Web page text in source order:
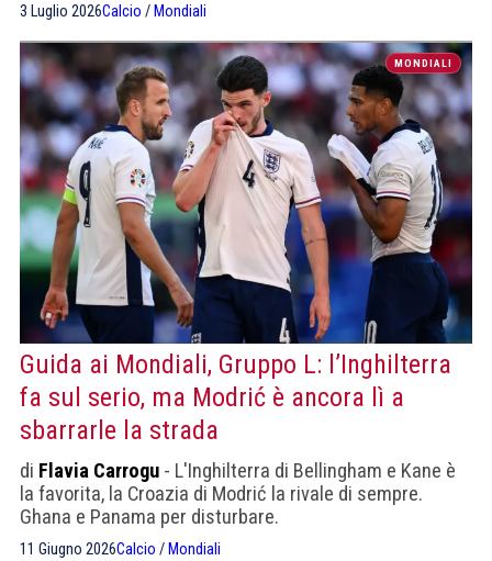
vedeva. Tra regolamento IFAB e "grafica a battito
cardiaco", ecco perché.
3 Luglio 2026Calcio / Mondiali
MONDIALI
Guida ai Mondiali, Gruppo L: l’Inghilterra
fa sul serio, ma Modrić è ancora lì a
sbarrarle la strada
di Flavia Carrogu - L'Inghilterra di Bellingham e Kane è
la favorita, la Croazia di Modrić la rivale di sempre.
Ghana e Panama per disturbare.
11 Giugno 2026Calcio / Mondiali